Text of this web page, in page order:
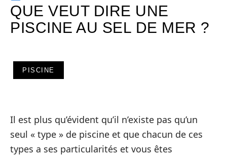
QUE VEUT DIRE UNE
PISCINE AU SEL DE MER ?
PISCINE
Il est plus qu’évident qu’il n’existe pas qu’un
seul « type » de piscine et que chacun de ces
types a ses particularités et vous êtes